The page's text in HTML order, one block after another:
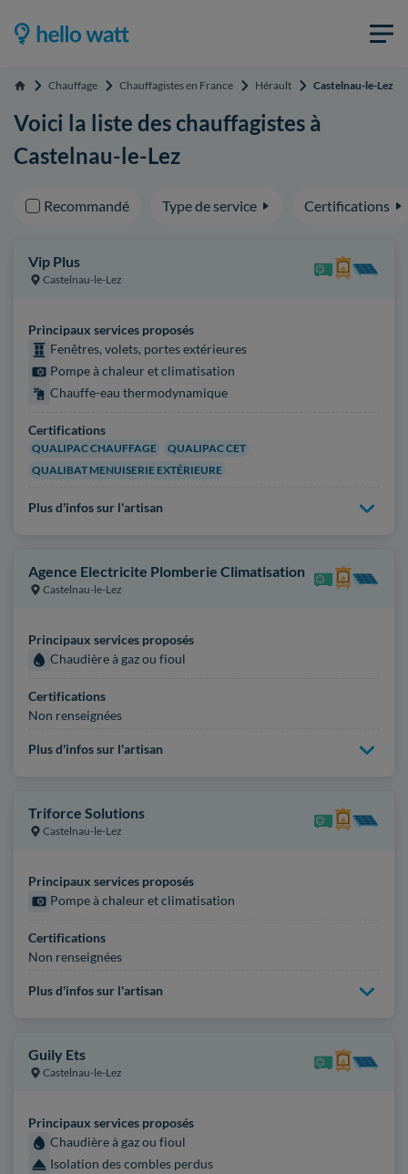
Accueil Chauffage Chauffagistes en France Hérault Castelnau-le-Lez
Voici la liste des chauffagistes à
Castelnau-le-Lez
Recommandé Type de service Certifications
Vip Plus
Castelnau-le-Lez
Principaux services proposés
Fenêtres, volets, portes extérieures
Pompe à chaleur et climatisation
Chauffe-eau thermodynamique
Certifications
QUALIPAC CHAUFFAGE
QUALIPAC CET
QUALIBAT MENUISERIE EXTÉRIEURE
Plus d'infos sur l'artisan
Agence Electricite Plomberie Climatisation
Castelnau-le-Lez
Principaux services proposés
Chaudière à gaz ou fioul
Certifications
Non renseignées
Plus d'infos sur l'artisan
Triforce Solutions
Castelnau-le-Lez
Principaux services proposés
Pompe à chaleur et climatisation
Certifications
Non renseignées
Plus d'infos sur l'artisan
Guily Ets
Castelnau-le-Lez
Principaux services proposés
Chaudière à gaz ou fioul
Isolation des combles perdus